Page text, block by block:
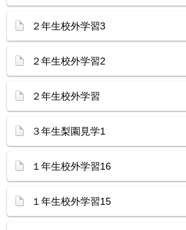
２年生校外学習3
２年生校外学習2
２年生校外学習
３年生梨園見学1
１年生校外学習16
１年生校外学習15